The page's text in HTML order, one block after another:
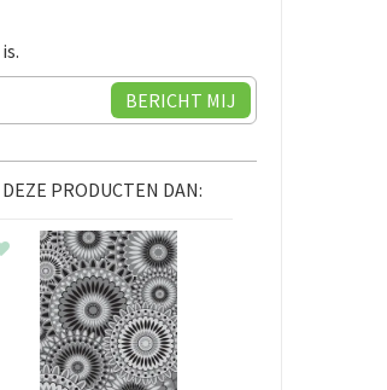
PRODUCTEN DAN: